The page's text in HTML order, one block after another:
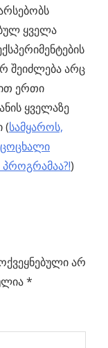
ყველა
შეიძლება არც
ერთი
ყველაზე
(სამყაროს,
ცოცხალი
)
არ
*